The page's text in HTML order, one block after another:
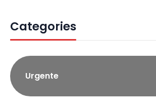
Categories
Urgente